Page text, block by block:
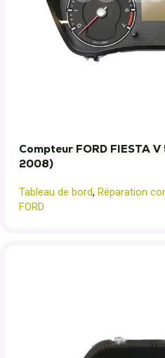
Compteur FORD FIESTA
2008)
Tableau de bord, Réparation
FORD